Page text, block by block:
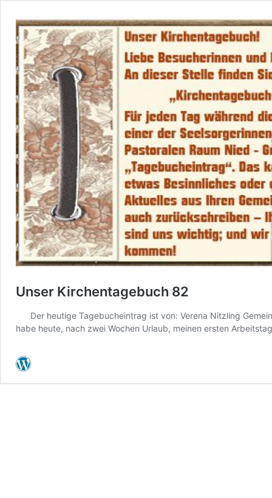
Unser Kirchentagebuch 82
Der heutige Tagebucheintrag ist von: Verena Nitzling
habe heute, nach zwei Wochen Urlaub, meinen ersten